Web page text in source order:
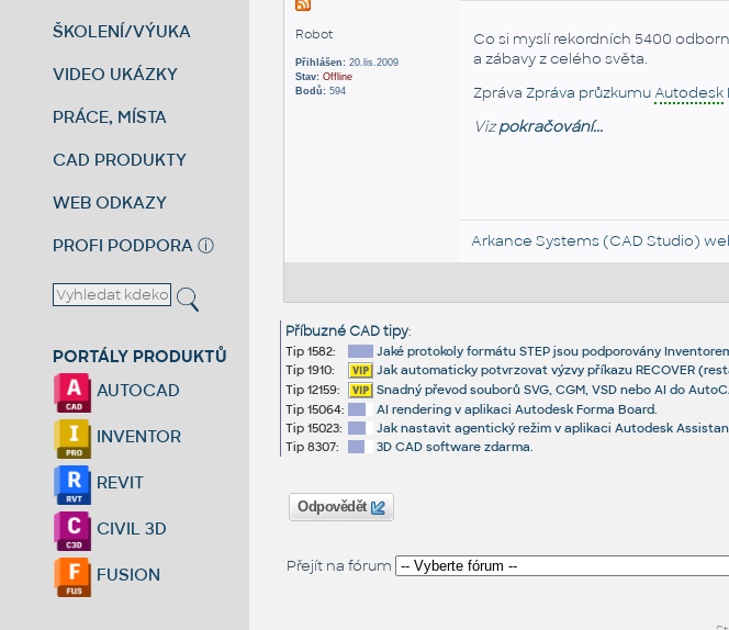
ŠKOLENÍ/VÝUKA
VIDEO UKÁZKY
PRÁCE, MÍSTA
CAD PRODUKTY
WEB ODKAZY
PROFI PODPORA ⓘ
PORTÁLY PRODUKTŮ
AUTOCAD
INVENTOR
REVIT
CIVIL 3D
FUSION
Robot
Přihlášen:20.lis.2009
Stav: Offline
Bodů:594
Co si myslí rekordních 5400
a zábavy z celého světa.
Zpráva Zpráva průzkumuAutodesk
Vizpokračování...
Arkance Systems (CAD Studio)
Příbuzné CAD tipy:
Tip 1582:
Jaké protokoly formátu STEP jsou podporovány
Tip 1910:
Jak automaticky potvrzovat výzvy příkazu RECOVER
Tip 12159:
Snadný převod souborů SVG, CGM, VSD nebo AI do
Tip 15064:
AI rendering v aplikaci Autodesk Forma Board.
Tip 15023:
Jak nastavit agentický režim v aplikaci Autodesk
Tip 8307:
3D CAD software zdarma.
Odpovědět
Přejít na fórum